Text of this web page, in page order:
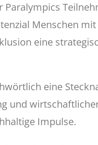
Paralympics
Menschen
eine
eine
und
Impulse.